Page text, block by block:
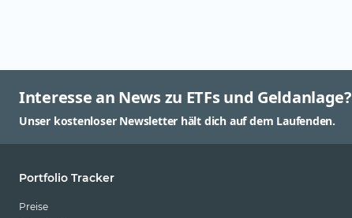
Interesse an News zu ETFs und Geldanlage?
Unser kostenloser Newsletter hält dich auf dem Laufenden.
Portfolio Tracker
Preise